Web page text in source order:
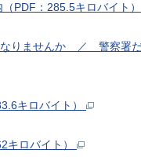
PDF：285.5キロバイト）
りませんか ／ 警察署
キロバイト）
ロバイト）